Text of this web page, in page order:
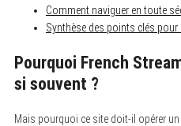
Comment naviguer en toute
Synthèse des points clés pour
Pourquoi French
si souvent ?
Mais pourquoi ce site doit-il opérer un